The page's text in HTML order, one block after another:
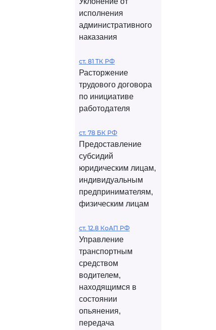
исполнения
административного
наказания
ст. 81 ТК РФ
Расторжение
трудового договора
по инициативе
работодателя
ст. 78 БК РФ
Предоставление
субсидий
юридическим лицам,
индивидуальным
предпринимателям,
физическим лицам
ст. 12.8 КоАП РФ
Управление
транспортным
средством
водителем,
находящимся в
состоянии
опьянения,
передача